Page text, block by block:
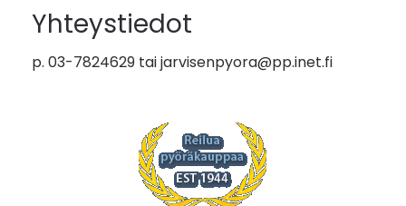
Yhteystiedot
p. 03-7824629 taijarvisenpyora@pp.inet.fi